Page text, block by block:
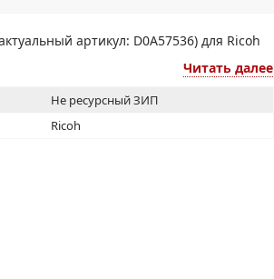
артикул: D0A57536) для Ricoh
Читать далее
Не ресурсный ЗИП
Ricoh